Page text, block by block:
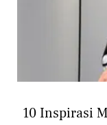
10 Inspirasi